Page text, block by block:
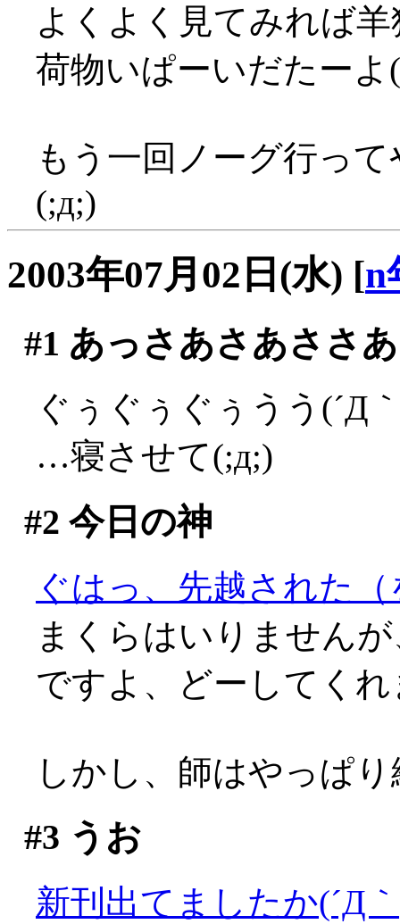
よくよく見てみれば
荷物いぱーいだたーよ
もう一回ノーグ行っ
(;д;)
2003年07月02日(水) [n
#1 あっさあさあささ
ぐぅぐぅぐぅうう(´Д
…寝させて(;д;)
#2 今日の神
ぐはっ、先越された（
まくらはいりません
ですよ、どーしてく
しかし、師はやっぱ
#3 うお
新刊出てましたか(´Д